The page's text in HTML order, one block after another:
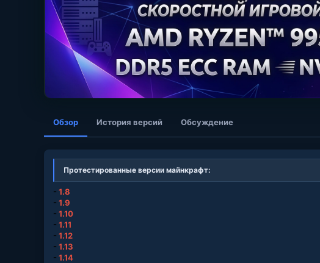
Обзор История версий Обсуждение
Протестированные версии майнкрафт:
- 1.8
- 1.9
- 1.10
- 1.11
- 1.12
- 1.13
- 1.14